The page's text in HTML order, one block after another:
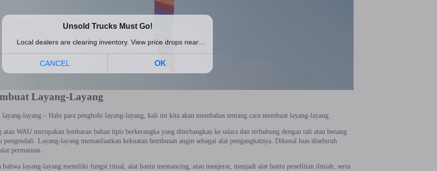
Layang-Layang
layang-layang – Halo para penghobi layang-layang, kali ini kita akan membahas tentang cara membuat layang-layang.
atau WAU merupakan lembaran bahan tipis berkerangka yang diterbangkan ke udara dan terhubung dengan tali atau benang
pengendali. Layang-layang memanfaatkan kekuatan hembusan angin sebagai alat pengangkatnya. Dikenal luas diseluruh
permainan.
bahwa layang-layang memiliki fungsi ritual, alat bantu memancing, atau menjerat, menjadi alat bantu penelitian ilmiah, serta